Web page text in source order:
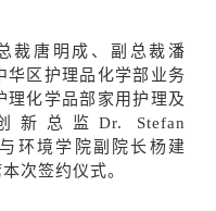
裁唐明成、副总裁潘
华区护理品化学部业务
理化学品部家用护理及
总监Dr. Stefan
环境学院副院长杨建
次签约仪式。